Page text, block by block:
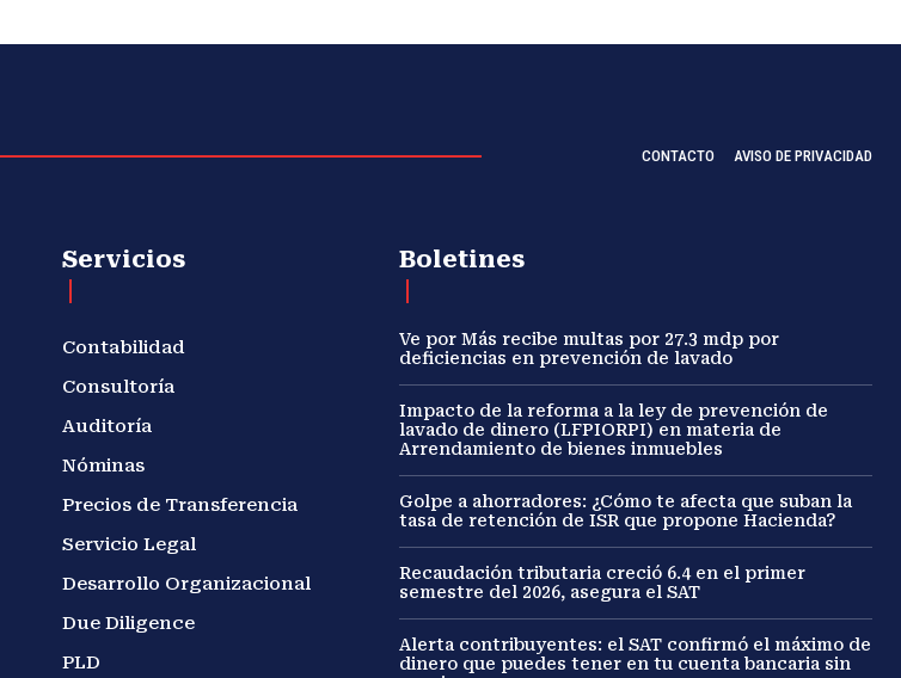
CONTACTO AVISO DE PRIVACIDAD
Servicios
Contabilidad
Consultoría
Auditoría
Nóminas
Precios de Transferencia
Servicio Legal
Desarrollo Organizacional
Due Diligence
PLD
Boletines
Ve por Más recibe multas por 27.3 mdp por
deficiencias en prevención de lavado
Impacto de la reforma a la ley de prevención de
lavado de dinero (LFPIORPI) en materia de
Arrendamiento de bienes inmuebles
Golpe a ahorradores: ¿Cómo te afecta que suban la
tasa de retención de ISR que propone Hacienda?
Recaudación tributaria creció 6.4 en el primer
semestre del 2026, asegura el SAT
Alerta contribuyentes: el SAT confirmó el máximo de
dinero que puedes tener en tu cuenta bancaria sin